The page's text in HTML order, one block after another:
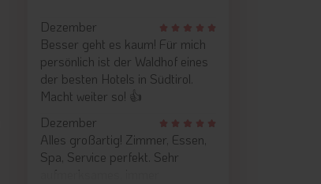
Dezember
Besser geht es kaum! Für mich
persönlich ist der Waldhof eines
der besten Hotels in Südtirol.
Macht weiter so! 👍
Dezember
Alles großartig! Zimmer, Essen,
Spa, Service perfekt. Sehr
aufmerksames, immer